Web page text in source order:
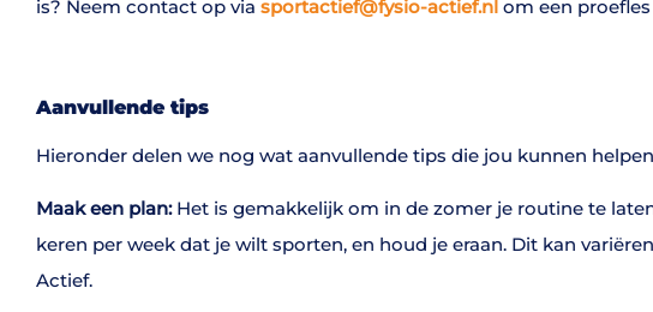
is? Neem contact op via sportactief@fysio-actief.nl om een
Aanvullende tips
Hieronder delen we nog wat aanvullende tips die jou kunnen
Maak een plan:Het is gemakkelijk om in de zomer je routine te
keren per week dat je wilt sporten, en houd je eraan. Dit kan
Actief.